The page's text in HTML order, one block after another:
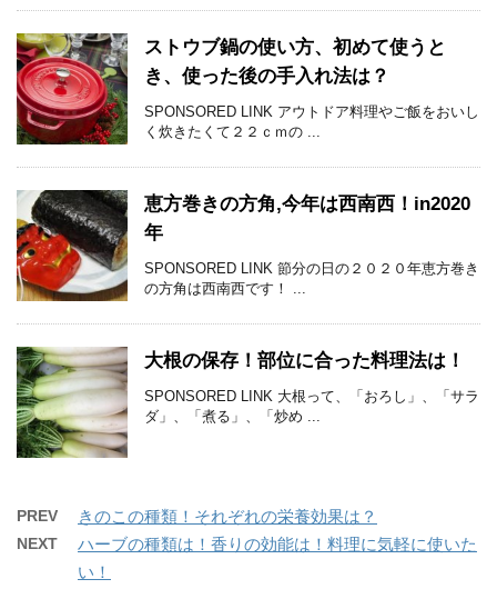
ストウブ鍋の使い方、初めて使うと
き、使った後の手入れ法は？
SPONSORED LINK アウトドア料理やご飯をおいし
く炊きたくて２２ｃｍの ...
恵方巻きの方角,今年は西南西！in2020
年
SPONSORED LINK 節分の日の２０２０年恵方巻き
の方角は西南西です！ ...
大根の保存！部位に合った料理法は！
SPONSORED LINK 大根って、「おろし」、「サラ
ダ」、「煮る」、「炒め ...
PREV きのこの種類！それぞれの栄養効果は？
NEXT
ハーブの種類は！香りの効能は！料理に気軽に使いた
い！